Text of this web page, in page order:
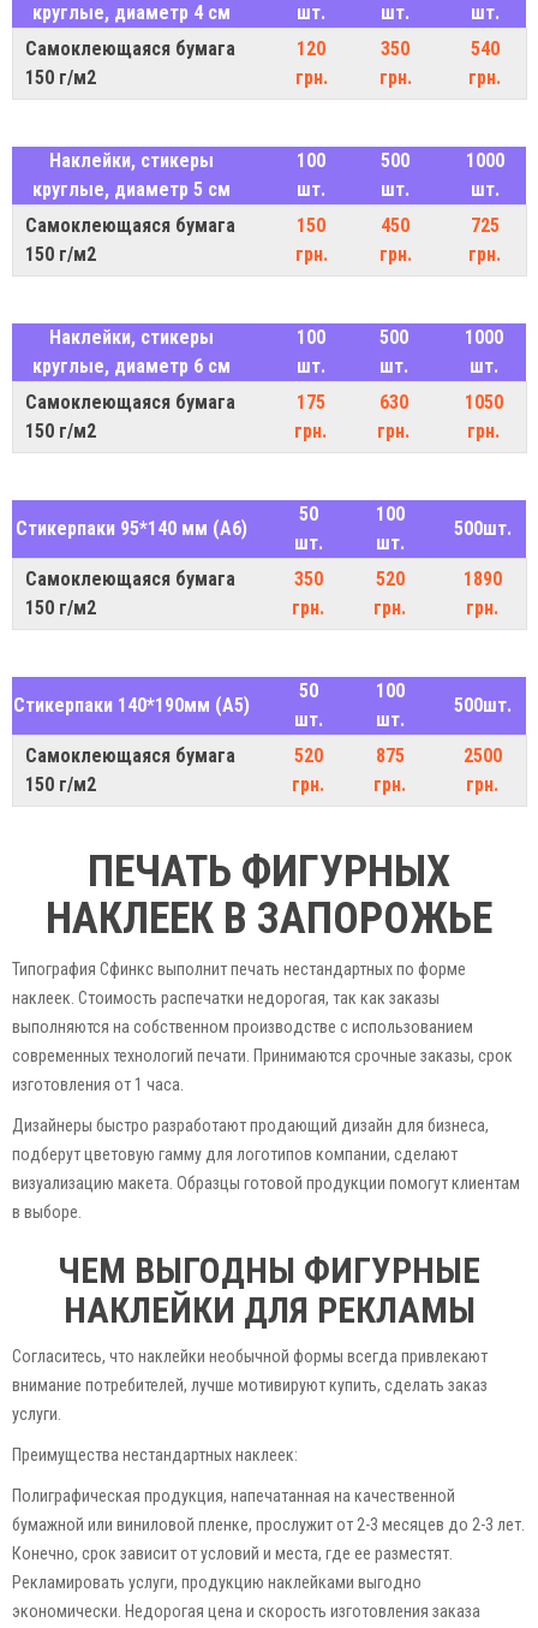
круглые, диаметр 4 см
шт.
шт.
шт.
Самоклеющаяся бумага
150 г/м2
120
грн.
350
грн.
540
грн.
Наклейки, стикеры
круглые, диаметр 5 см
100
шт.
500
шт.
1000
шт.
Самоклеющаяся бумага
150 г/м2
150
грн.
450
грн.
725
грн.
Наклейки, стикеры
круглые, диаметр 6 см
100
шт.
500
шт.
1000
шт.
Самоклеющаяся бумага
150 г/м2
175
грн.
630
грн.
1050
грн.
Стикерпаки 95*140 мм (A6)
50
шт.
100
шт.
500шт.
Самоклеющаяся бумага
150 г/м2
350
грн.
520
грн.
1890
грн.
Стикерпаки 140*190мм (A5)
50
шт.
100
шт.
500шт.
Самоклеющаяся бумага
150 г/м2
520
грн.
875
грн.
2500
грн.
ПЕЧАТЬ ФИГУРНЫХ
НАКЛЕЕК В ЗАПОРОЖЬЕ
Типография Сфинкс выполнит печать нестандартных по форме
наклеек. Стоимость распечатки недорогая, так как заказы
выполняются на собственном производстве с использованием
современных технологий печати. Принимаются срочные заказы, срок
изготовления от 1 часа.
Дизайнеры быстро разработают продающий дизайн для бизнеса,
подберут цветовую гамму для логотипов компании, сделают
визуализацию макета. Образцы готовой продукции помогут клиентам
в выборе.
ЧЕМ ВЫГОДНЫ ФИГУРНЫЕ
НАКЛЕЙКИ ДЛЯ РЕКЛАМЫ
Согласитесь, что наклейки необычной формы всегда привлекают
внимание потребителей, лучше мотивируют купить, сделать заказ
услуги.
Преимущества нестандартных наклеек:
Полиграфическая продукция, напечатанная на качественной
бумажной или виниловой пленке, прослужит от 2-3 месяцев до 2-3 лет.
Конечно, срок зависит от условий и места, где ее разместят.
Рекламировать услуги, продукцию наклейками выгодно
экономически. Недорогая цена и скорость изготовления заказа